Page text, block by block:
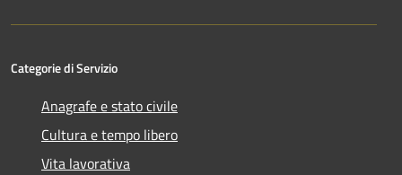
Categorie di Servizio
Anagrafe e stato civile
Cultura e tempo libero
Vita lavorativa